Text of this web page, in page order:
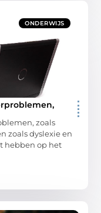
ONDERWIJS
zoals
zoals dyslexie en
hebben op het